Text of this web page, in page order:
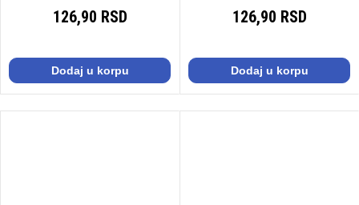
126,90 RSD
Dodaj u korpu
126,90 RSD
Dodaj u korpu